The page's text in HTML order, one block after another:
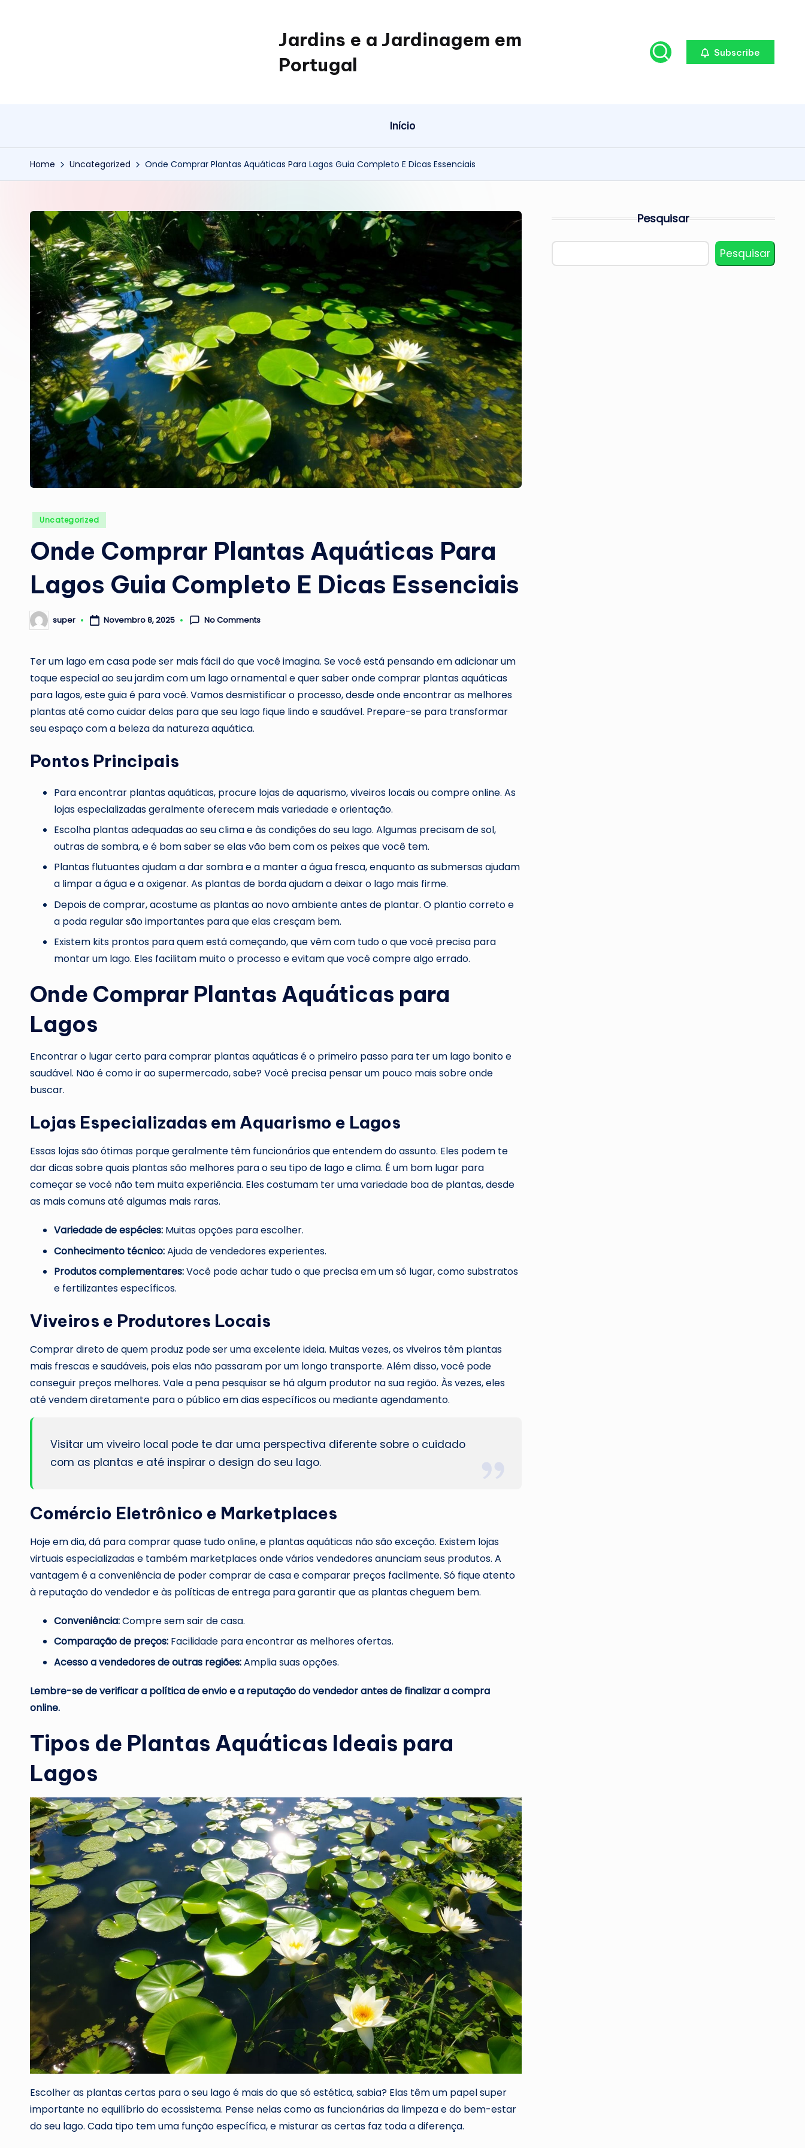
Jardins e a Jardinagem em
Portugal
Subscribe
Início
Home Uncategorized Onde Comprar Plantas Aquáticas Para Lagos Guia Completo E Dicas Essenciais
Posted
Uncategorized
Onde Comprar Plantas Aquáticas Para
Lagos Guia Completo E Dicas Essenciais
Posted
by
super Novembro 8, 2025 No Comments
Ter um lago em casa pode ser mais fácil do que você imagina. Se você está pensando em adicionar um
toque especial ao seu jardim com um lago ornamental e quer saber onde comprar plantas aquáticas
para lagos, este guia é para você. Vamos desmistificar o processo, desde onde encontrar as melhores
plantas até como cuidar delas para que seu lago fique lindo e saudável. Prepare-se para transformar
seu espaço com a beleza da natureza aquática.
Pontos Principais
Para encontrar plantas aquáticas, procure lojas de aquarismo, viveiros locais ou compre online. As
lojas especializadas geralmente oferecem mais variedade e orientação.
Escolha plantas adequadas ao seu clima e às condições do seu lago. Algumas precisam de sol,
outras de sombra, e é bom saber se elas vão bem com os peixes que você tem.
Plantas flutuantes ajudam a dar sombra e a manter a água fresca, enquanto as submersas ajudam
a limpar a água e a oxigenar. As plantas de borda ajudam a deixar o lago mais firme.
Depois de comprar, acostume as plantas ao novo ambiente antes de plantar. O plantio correto e
a poda regular são importantes para que elas cresçam bem.
Existem kits prontos para quem está começando, que vêm com tudo o que você precisa para
montar um lago. Eles facilitam muito o processo e evitam que você compre algo errado.
Onde Comprar Plantas Aquáticas para
Lagos
Encontrar o lugar certo para comprar plantas aquáticas é o primeiro passo para ter um lago bonito e
saudável. Não é como ir ao supermercado, sabe? Você precisa pensar um pouco mais sobre onde
buscar.
Lojas Especializadas em Aquarismo e Lagos
Essas lojas são ótimas porque geralmente têm funcionários que entendem do assunto. Eles podem te
dar dicas sobre quais plantas são melhores para o seu tipo de lago e clima. É um bom lugar para
começar se você não tem muita experiência. Eles costumam ter uma variedade boa de plantas, desde
as mais comuns até algumas mais raras.
Variedade de espécies: Muitas opções para escolher.
Conhecimento técnico:Ajuda de vendedores experientes.
Produtos complementares:Você pode achar tudo o que precisa em um só lugar, como substratos
e fertilizantes específicos.
Viveiros e Produtores Locais
Comprar direto de quem produz pode ser uma excelente ideia. Muitas vezes, os viveiros têm plantas
mais frescas e saudáveis, pois elas não passaram por um longo transporte. Além disso, você pode
conseguir preços melhores. Vale a pena pesquisar se há algum produtor na sua região. Às vezes, eles
até vendem diretamente para o público em dias específicos ou mediante agendamento.
Visitar um viveiro local pode te dar uma perspectiva diferente sobre o cuidado
com as plantas e até inspirar o design do seu lago.
Comércio Eletrônico e Marketplaces
Hoje em dia, dá para comprar quase tudo online, e plantas aquáticas não são exceção. Existem lojas
virtuais especializadas e também marketplaces onde vários vendedores anunciam seus produtos. A
vantagem é a conveniência de poder comprar de casa e comparar preços facilmente. Só fique atento
à reputação do vendedor e às políticas de entrega para garantir que as plantas cheguem bem.
Conveniência:Compre sem sair de casa.
Comparação de preços: Facilidade para encontrar as melhores ofertas.
Acesso a vendedores de outras regiões:Amplia suas opções.
Lembre-se de verificar a política de envio e a reputação do vendedor antes de finalizar a compra
online.
Tipos de Plantas Aquáticas Ideais para
Lagos
Escolher as plantas certas para o seu lago é mais do que só estética, sabia? Elas têm um papel super
importante no equilíbrio do ecossistema. Pense nelas como as funcionárias da limpeza e do bem-estar
do seu lago. Cada tipo tem uma função específica, e misturar as certas faz toda a diferença.
Pesquisar
Pesquisar